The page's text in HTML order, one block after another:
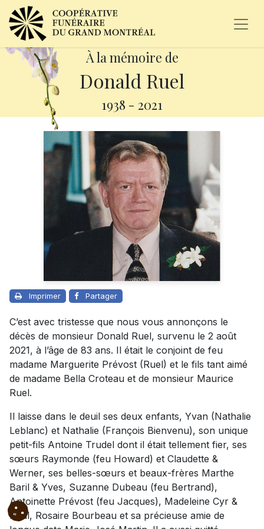
À la mémoire de
Donald Ruel
1938 - 2021
Imprimer Partager
C’est avec tristesse que nous vous annonçons le
décès de monsieur Donald Ruel, survenu le 2 août
2021, à l’âge de 83 ans. Il était le conjoint de feu
madame Marguerite Prévost (Ruel) et le fils tant aimé
de madame Bella Croteau et de monsieur Maurice
Ruel.
Il laisse dans le deuil ses deux enfants, Yvan (Nathalie
Leblanc) et Nathalie (François Bienvenu), son unique
petit-fils Antoine Trudel dont il était tellement fier, ses
sœurs Raymonde (feu Howard) et Claudette &
Werner, ses belles-sœurs et beaux-frères Marthe
Baril & Yves, Suzanne Dubeau (feu Bertrand),
Antoinette Prévost (feu Jacques), Madeleine Cyr &
Paul, Rosaire Bourbeau et sa précieuse amie de